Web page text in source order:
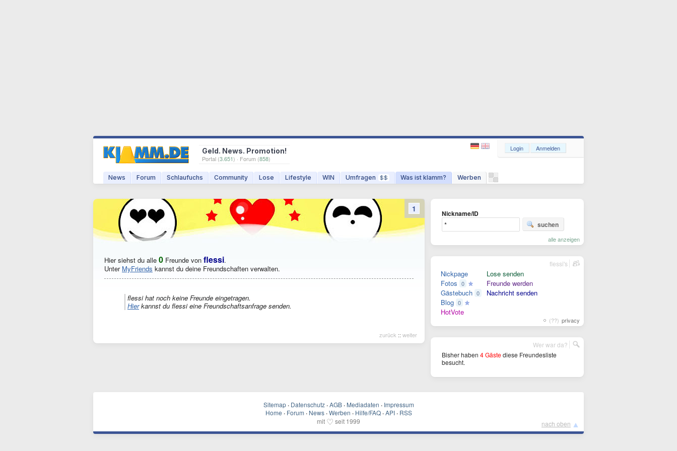
Geld. News. Promotion!
Portal (3.651) · Forum (858)
News Forum Schlaufuchs Community Lose Lifestyle WIN Umfragen $$ Was ist klamm? Werben
Login Anmelden
Hier siehst du alle 0 Freunde von flessi.
Unter MyFriends kannst du deine Freundschaften verwalten.
flessi hat noch keine Freunde eingetragen.
Hierkannst du flessi eine Freundschaftsanfrage senden.
zurück :: weiter
1
Nickname/ID
suchen
alle anzeigen
Nickpage
Fotos 0
Gästebuch 0
Blog 0
HotVote
Lose senden
Freunde werden
Nachricht senden
(??) privacy
flessi's
Bisher haben 4 Gästediese Freundesliste
besucht.
Wer war da?
Sitemap · Datenschutz · AGB · Mediadaten · Impressum
Home · Forum · News · Werben · Hilfe/FAQ · API · RSS
mit ♡ seit 1999 nach oben ▲